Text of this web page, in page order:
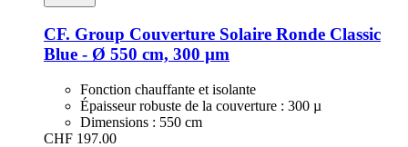
CF. Group Couverture Solaire Ronde Classic
Blue -​ Ø 550 cm, 300 µm
Fonction chauffante et isolante
Épaisseur robuste de la couverture : 300 µ
Dimensions : 550 cm
CHF 197.00